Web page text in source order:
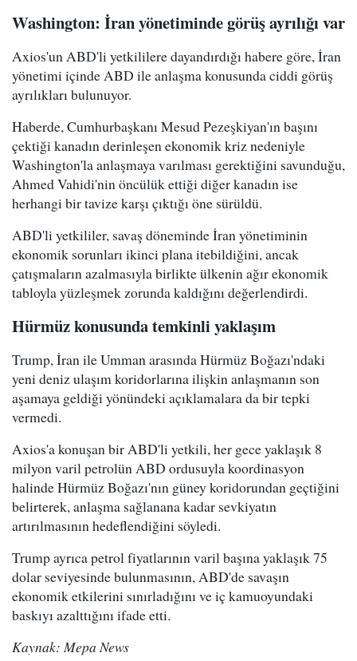
Washington: İran yönetiminde görüş ayrılığı var
Axios'un ABD'li yetkililere dayandırdığı habere göre, İran
yönetimi içinde ABD ile anlaşma konusunda ciddi görüş
ayrılıkları bulunuyor.
Haberde, Cumhurbaşkanı Mesud Pezeşkiyan'ın başını
çektiği kanadın derinleşen ekonomik kriz nedeniyle
Washington'la anlaşmaya varılması gerektiğini savunduğu,
Ahmed Vahidi'nin öncülük ettiği diğer kanadın ise
herhangi bir tavize karşı çıktığı öne sürüldü.
ABD'li yetkililer, savaş döneminde İran yönetiminin
ekonomik sorunları ikinci plana itebildiğini, ancak
çatışmaların azalmasıyla birlikte ülkenin ağır ekonomik
tabloyla yüzleşmek zorunda kaldığını değerlendirdi.
Hürmüz konusunda temkinli yaklaşım
Trump, İran ile Umman arasında Hürmüz Boğazı'ndaki
yeni deniz ulaşım koridorlarına ilişkin anlaşmanın son
aşamaya geldiği yönündeki açıklamalara da bir tepki
vermedi.
Axios'a konuşan bir ABD'li yetkili, her gece yaklaşık 8
milyon varil petrolün ABD ordusuyla koordinasyon
halinde Hürmüz Boğazı'nın güney koridorundan geçtiğini
belirterek, anlaşma sağlanana kadar sevkiyatın
artırılmasının hedeflendiğini söyledi.
Trump ayrıca petrol fiyatlarının varil başına yaklaşık 75
dolar seviyesinde bulunmasının, ABD'de savaşın
ekonomik etkilerini sınırladığını ve iç kamuoyundaki
baskıyı azalttığını ifade etti.
Kaynak: Mepa News